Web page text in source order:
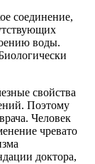
соединение,
воды.
свойства
Поэтому
Человек
чревато
доктора,